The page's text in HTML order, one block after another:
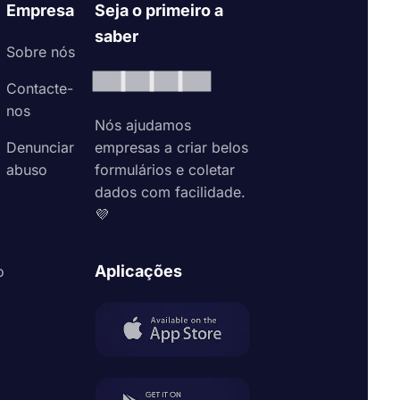
mais
fácil de
de
diante
criar
de
Empresa
Sobre nós
Contacte-
nos
Denunciar
abuso
Seja o primeiro a
saber
Nós ajudamos
empresas a criar belos
formulários e coletar
dados com facilidade.
💜
Aplicações